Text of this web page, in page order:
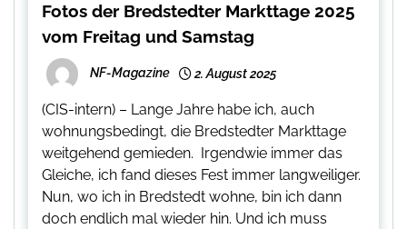
Fotos der Bredstedter Markttage 2025
vom Freitag und Samstag
NF-Magazine 2. August 2025
(CIS-intern) – Lange Jahre habe ich, auch
wohnungsbedingt, die Bredstedter Markttage
weitgehend gemieden. Irgendwie immer das
Gleiche, ich fand dieses Fest immer langweiliger.
Nun, wo ich in Bredstedt wohne, bin ich dann
doch endlich mal wieder hin. Und ich muss